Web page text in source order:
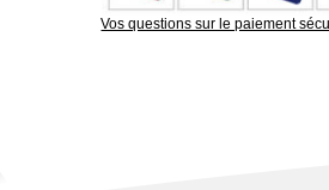
Vos questions sur le paiement